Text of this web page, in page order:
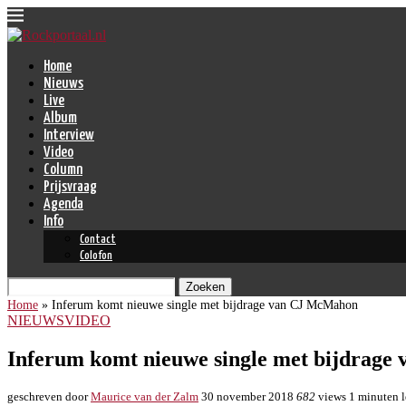
Home
Nieuws
Live
Album
Interview
Video
Column
Prijsvraag
Agenda
Info
Contact
Colofon
Zoeken
Home » Inferum komt nieuwe single met bijdrage van CJ McMahon
NIEUWSVIDEO
Inferum komt nieuwe single met bijdrage
geschreven doorMaurice van der Zalm 30 november 2018 682 views 1 minuten